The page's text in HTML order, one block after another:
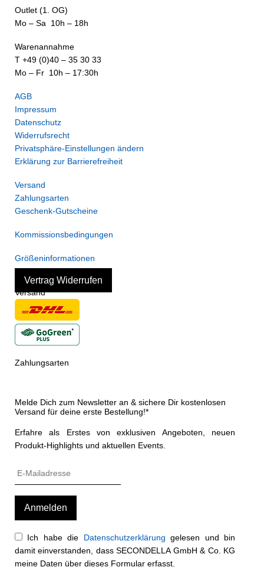
Outlet (1. OG)
Mo – Sa 10h – 18h
Warenannahme
T +49 (0)40 – 35 30 33
Mo – Fr 10h – 17:30h
AGB
Impressum
Datenschutz
Widerrufsrecht
Privatsphäre-Einstellungen ändern
Erklärung zur Barrierefreiheit
Versand
Zahlungsarten
Geschenk-Gutscheine
Kommissionsbedingungen
Größeninformationen
Vertrag Widerrufen
Versand
Zahlungsarten
Melde Dich zum Newsletter an & sichere Dir kostenlosen
Versand für deine erste Bestellung!*
Erfahre als Erstes von exklusiven Angeboten, neuen
Produkt-Highlights und aktuellen Events.
Ich habe die Datenschutzerklärung gelesen und bin
damit einverstanden, dass SECONDELLA GmbH & Co. KG
meine Daten über dieses Formular erfasst.